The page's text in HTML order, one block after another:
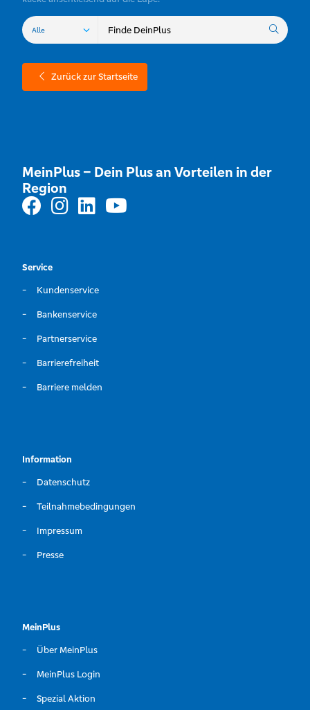
Zurück zur Startseite
MeinPlus – Dein Plus an Vorteilen in der
Region
Service
Kundenservice
Bankenservice
Partnerservice
Barrierefreiheit
Barriere melden
Information
Datenschutz
Teilnahmebedingungen
Impressum
Presse
MeinPlus
Über MeinPlus
MeinPlus Login
Spezial Aktion